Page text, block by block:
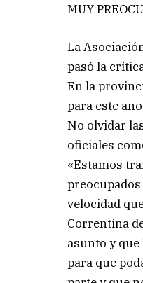
MUY
La
pasó la
En la
para este
No olvidar
oficiales
«Estamos
velocidad
Correntina
asunto y
para que